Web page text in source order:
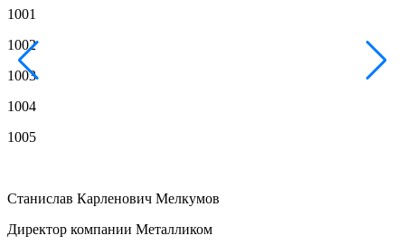
1001
1002
1003
1004
1005
Станислав Карленович Мелкумов
Директор компании Металликом